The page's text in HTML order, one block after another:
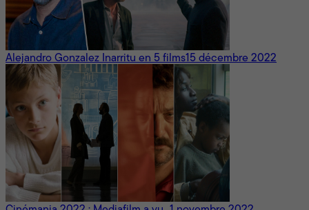
Alejandro Gonzalez Inarritu en 5 films15 décembre 2022